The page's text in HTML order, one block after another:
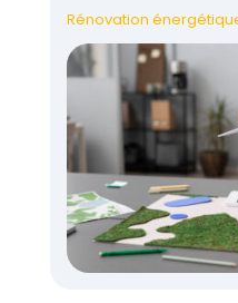
Rénovation